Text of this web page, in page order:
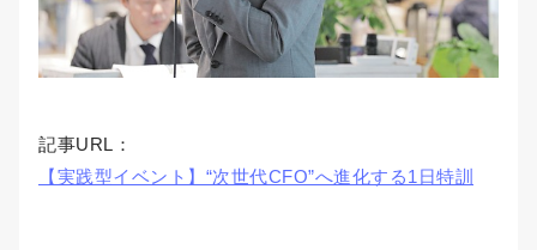
記事URL：
【実践型イベント】“次世代CFO”へ進化する1日特訓